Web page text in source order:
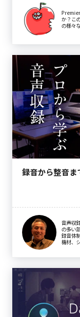
か？こ
の様々
録音から整音
音声収
の多い
録音体
機材、